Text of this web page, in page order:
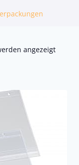
angezeigt